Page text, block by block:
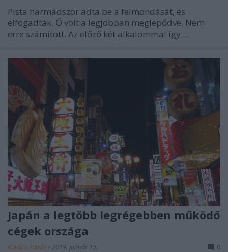
Pista harmadszor adta be a felmondását, és
elfogadták. Ő volt a legjobban meglepődve. Nem
erre számított. Az előző két alkalommal így ...
Japán a legtöbb legrégebben működő
cégek országa
Kovács Tünde • 2019. január 15. 0